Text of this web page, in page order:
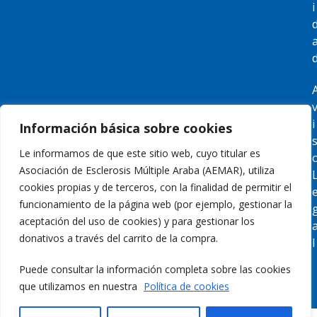
Información básica sobre cookies
Le informamos de que este sitio web, cuyo titular es
Asociación de Esclerosis Múltiple Araba (AEMAR), utiliza
cookies propias y de terceros, con la finalidad de permitir el
funcionamiento de la página web (por ejemplo, gestionar la
aceptación del uso de cookies) y para gestionar los
donativos a través del carrito de la compra.
Puede consultar la información completa sobre las cookies
que utilizamos en nuestra Política de cookies
i
v
i
s
l